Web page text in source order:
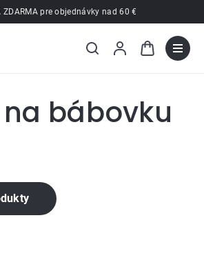
ZDARMA pre objednávky nad 60 €
bábovku